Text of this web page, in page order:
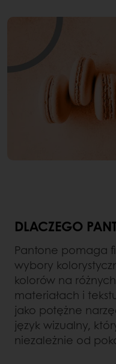
DLACZEGO
Pantone pomaga
wybory
kolorów na
materiałach i
jako potężne
język wizualny,
niezależnie od